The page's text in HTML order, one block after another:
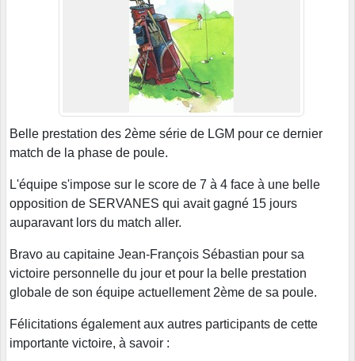
Belle prestation des 2ème série de LGM pour ce dernier
match de la phase de poule.
L'équipe s'impose sur le score de 7 à 4 face à une belle
opposition de SERVANES qui avait gagné 15 jours
auparavant lors du match aller.
Bravo au capitaine Jean-François Sébastian pour sa
victoire personnelle du jour et pour la belle prestation
globale de son équipe actuellement 2ème de sa poule.
Félicitations également aux autres participants de cette
importante victoire, à savoir :